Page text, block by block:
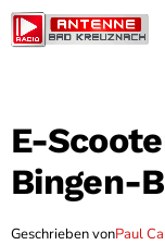
E-
Bingen-
Geschrieben vonPaul